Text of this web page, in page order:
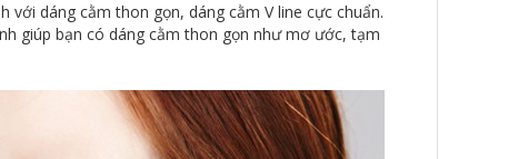
dáng cằm thon gọn, dáng cằm V line cực chuẩn.
giúp bạn có dáng cằm thon gọn như mơ ước, tạm